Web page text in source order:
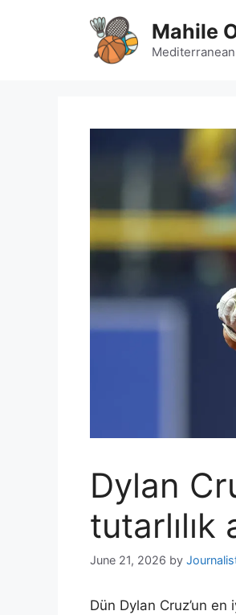
Mahile
Dylan
tutarlılık
June 21, 2026 by
Dün Dylan Cruz’un